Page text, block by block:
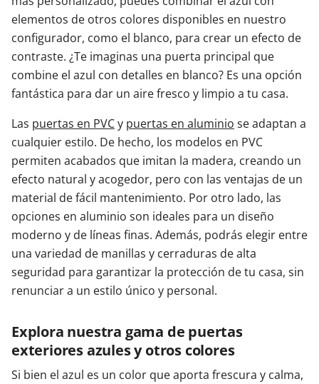
elementos de otros colores disponibles en nuestro
configurador, como el blanco, para crear un efecto de
contraste. ¿Te imaginas una puerta principal que
combine el azul con detalles en blanco? Es una opción
fantástica para dar un aire fresco y limpio a tu casa.
Las puertas en PVCy puertas en aluminio se adaptan a
cualquier estilo. De hecho, los modelos en PVC
permiten acabados que imitan la madera, creando un
efecto natural y acogedor, pero con las ventajas de un
material de fácil mantenimiento. Por otro lado, las
opciones en aluminio son ideales para un diseño
moderno y de líneas finas. Además, podrás elegir entre
una variedad de manillas y cerraduras de alta
seguridad para garantizar la protección de tu casa, sin
renunciar a un estilo único y personal.
Explora nuestra gama de puertas
exteriores azules y otros colores
Si bien el azul es un color que aporta frescura y calma,